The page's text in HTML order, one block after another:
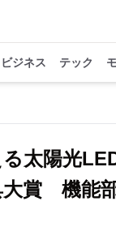
ビジネス テック
太陽光
大賞 機能